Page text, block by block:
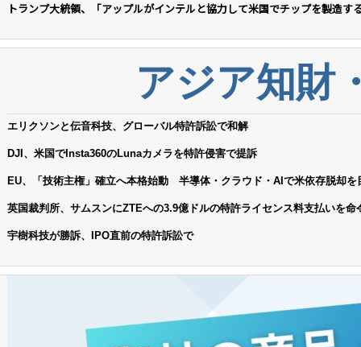
トランプ大統領、「アップルがインテルと協力して米国でチップを製造す
アジア知財
エリクソンと伝音科技、グローバル特許訴訟で和解
DJI、米国でInsta360のLunaカメラを特許侵害で提訴
EU、「技術主権」確立へ本格始動 半導体・クラウド・AIで米依存脱却を
英国裁判所、サムスンにZTEへの3.9億ドルの特許ライセンス料支払いを命
宇樹科技が勝訴、IPO直前の特許訴訟で